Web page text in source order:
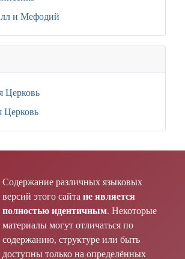
и Мефодий
Церковь
Церковь
Содержание различных языковых
версий этого сайта не является
полностью идентичным. Некоторые
материалы могут отличаться по
содержанию, структуре или быть
доступны только на определённых